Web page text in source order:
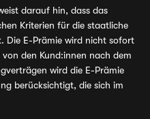
darauf hin, dass das
Kriterien für die staatliche
Die E-Prämie wird nicht sofort
den Kund:innen nach dem
wird die E-Prämie
berücksichtigt, die sich im